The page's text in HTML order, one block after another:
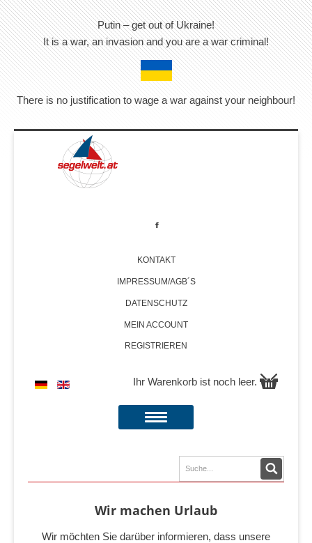
Putin – get out of Ukraine!
It is a war, an invasion and you are a war criminal!
There is no justification to wage a war against your neighbour!
KONTAKT
IMPRESSUM/AGB´S
DATENSCHUTZ
MEIN ACCOUNT
REGISTRIEREN
Ihr Warenkorb ist noch leer.
Wir machen Urlaub
Wir möchten Sie darüber informieren, dass unsere